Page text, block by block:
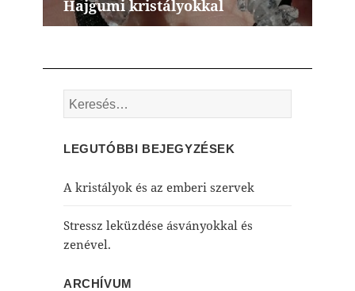
Next
post:
Hajgumi kristályokkal
Keresés:
LEGUTÓBBI BEJEGYZÉSEK
A kristályok és az emberi szervek
Stressz leküzdése ásványokkal és
zenével.
ARCHÍVUM